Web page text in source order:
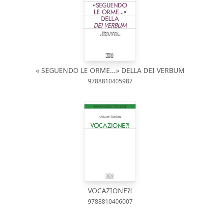
« SEGUENDO LE ORME...» DELLA DEI VERBUM
9788810405987
VOCAZIONE?!
9788810406007